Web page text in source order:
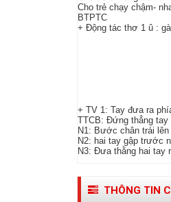
Cho trẻ chạy chậm-
BTPTC
+ Động tác thơ 1 û :
+ TV 1: Tay đưa ra
TTCB: Đứng thẳng tay
N1: Bước chân trái
N2: hai tay gập trước
N3: Đưa thằng hai tay
THÔNG TIN